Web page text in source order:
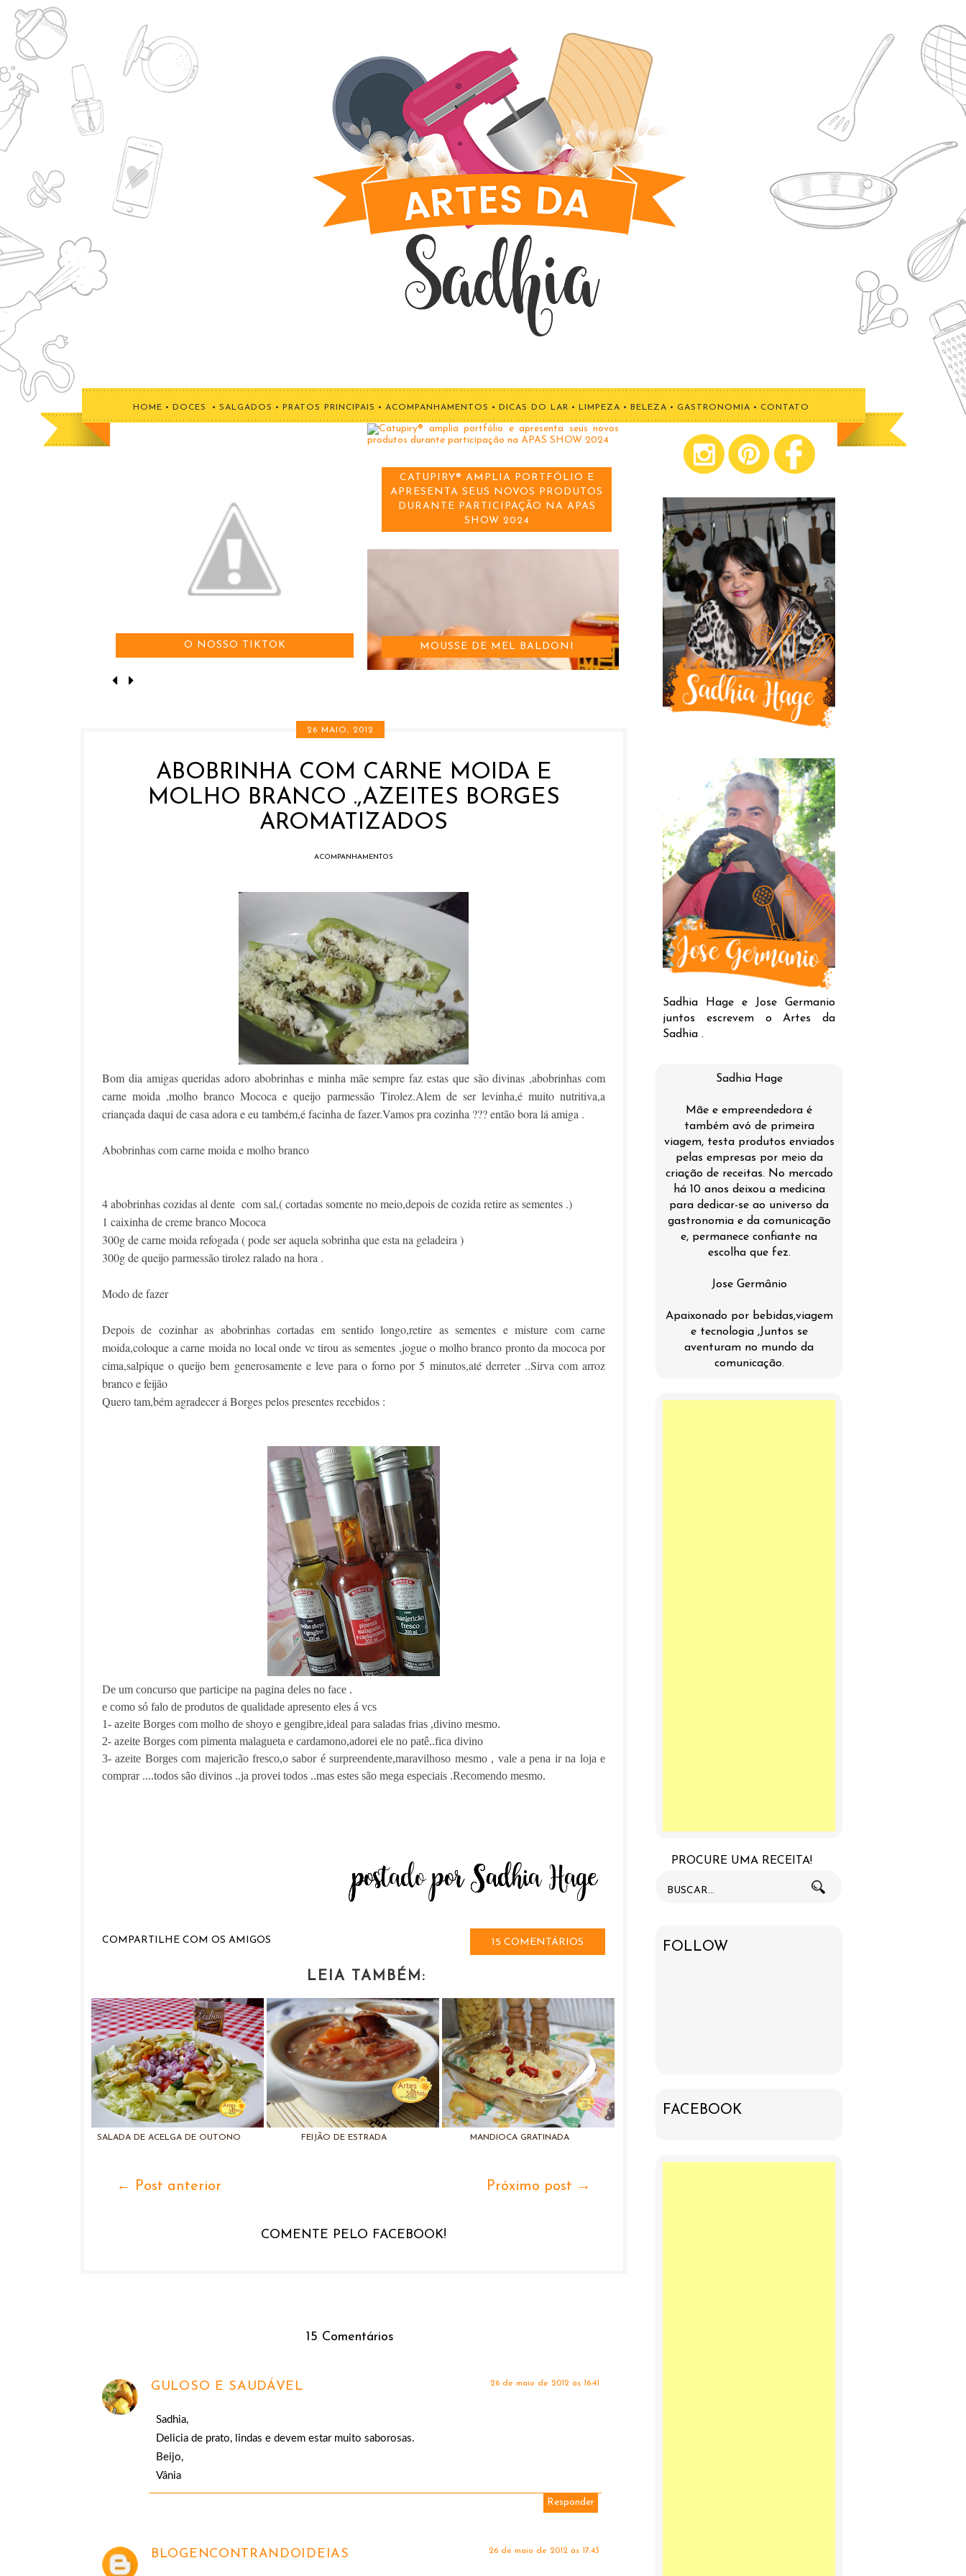
HOME • DOCES • SALGADOS • PRATOS PRINCIPAIS • ACOMPANHAMENTOS • DICAS DO LAR • LIMPEZA • BELEZA • GASTRONOMIA • CONTATO
O NOSSO TIKTOK
CATUPIRY® AMPLIA PORTFÓLIO E
APRESENTA SEUS NOVOS PRODUTOS
DURANTE PARTICIPAÇÃO NA APAS
SHOW 2024
MOUSSE DE MEL BALDONI
26 MAIO, 2012
ABOBRINHA COM CARNE MOIDA E
MOLHO BRANCO .,AZEITES BORGES
AROMATIZADOS
ACOMPANHAMENTOS
Bom dia amigas queridas adoro abobrinhas e minha mãe sempre faz estas que são divinas ,abobrinhas com
carne moida ,molho branco Mococa e queijo parmessão Tirolez.Alem de ser levinha,é muito nutritiva,a
criançada daqui de casa adora e eu também,é facinha de fazer.Vamos pra cozinha ??? então bora lá amiga .
Abobrinhas com carne moida e molho branco
4 abobrinhas cozidas al dente com sal,( cortadas somente no meio,depois de cozida retire as sementes .)
1 caixinha de creme branco Mococa
300g de carne moida refogada ( pode ser aquela sobrinha que esta na geladeira )
300g de queijo parmessão tirolez ralado na hora .
Modo de fazer
Depois de cozinhar as abobrinhas cortadas em sentido longo,retire as sementes e misture com carne
moida,coloque a carne moida no local onde vc tirou as sementes ,jogue o molho branco pronto da mococa por
cima,salpique o queijo bem generosamente e leve para o forno por 5 minutos,até derreter ..Sirva com arroz
branco e feijão
Quero tam,bém agradecer á Borges pelos presentes recebidos :
De um concurso que participe na pagina deles no face .
e como só falo de produtos de qualidade apresento eles á vcs
1- azeite Borges com molho de shoyo e gengibre,ideal para saladas frias ,divino mesmo.
2- azeite Borges com pimenta malagueta e cardamono,adorei ele no patê..fica divino
3- azeite Borges com majericão fresco,o sabor é surpreendente,maravilhoso mesmo , vale a pena ir na loja e
comprar ....todos são divinos ..ja provei todos ..mas estes são mega especiais .Recomendo mesmo.
15 COMENTÁRIOS
COMPARTILHE COM OS AMIGOS
LEIA TAMBÉM:
SALADA DE ACELGA DE OUTONO FEIJÃO DE ESTRADA MANDIOCA GRATINADA
Próximo post →
← Post anterior
COMENTE PELO FACEBOOK!
15 Comentários
GULOSO E SAUDÁVEL 26 de maio de 2012 às 16:41
Sadhia,
Delicia de prato, lindas e devem estar muito saborosas.
Beijo,
Vânia
Responder
BLOGENCONTRANDOIDEIAS 26 de maio de 2012 às 17:43
Sadhia Hage e Jose Germanio
juntos escrevem o Artes da
Sadhia .
Sadhia Hage
Mãe e empreendedora é
também avó de primeira
viagem, testa produtos enviados
pelas empresas por meio da
criação de receitas. No mercado
há 10 anos deixou a medicina
para dedicar-se ao universo da
gastronomia e da comunicação
e, permanece confiante na
escolha que fez.
Jose Germânio
Apaixonado por bebidas,viagem
e tecnologia ,Juntos se
aventuram no mundo da
comunicação.
PROCURE UMA RECEITA!
FOLLOW
FACEBOOK